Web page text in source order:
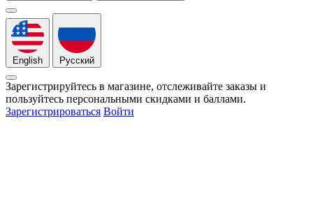
English Русский
Зарегистрируйтесь в магазине, отслеживайте заказы и
пользуйтесь персональными скидками и баллами.
Зарегистрироваться Войти